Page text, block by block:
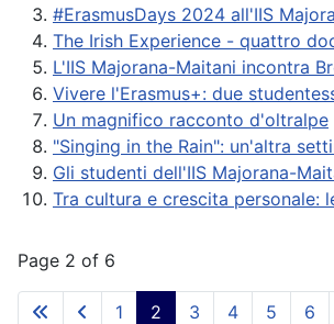
#ErasmusDays 2024 all'IIS
The Irish Experience - quattro
L'IIS Majorana-Maitani incontra
Vivere l'Erasmus+: due
Un magnifico racconto d'oltralpe
"Singing in the Rain": un'altra
Gli studenti dell'IIS Majorana-
Tra cultura e crescita personale:
Page 2 of 6
1 2 3 4 5 6